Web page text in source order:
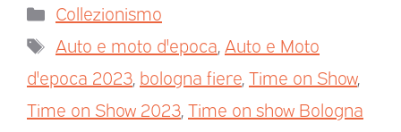
Collezionismo
Auto e moto d'epoca, Auto e Moto
d'epoca 2023, bologna fiere,Time on Show,
Time on Show 2023,Time on show Bologna